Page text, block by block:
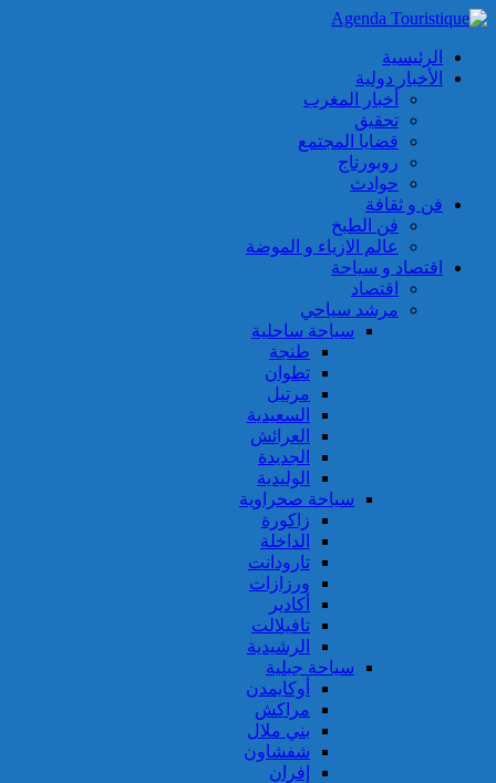
الرئيسية
الأخبار دولية
أخبار المغرب
تحقيق
قضايا المجتمع
روبورتاج
حوادث
فن و ثقافة
فن الطبخ
عالم الازياء و الموضة
اقتصاد و سياحة
اقتصاد
مرشد سياحي
سياحة ساحلية
طنجة
تطوان
مرتيل
السعيدية
العرائش
الجديدة
الوليدية
سياحة صحراوية
زاكورة
الداخلة
تارودانت
ورزازات
أكادير
تافيلالت
الرشيدية
سياحة جبلية
أوكايمدن
مراكش
بني ملال
شفشاون
إفران